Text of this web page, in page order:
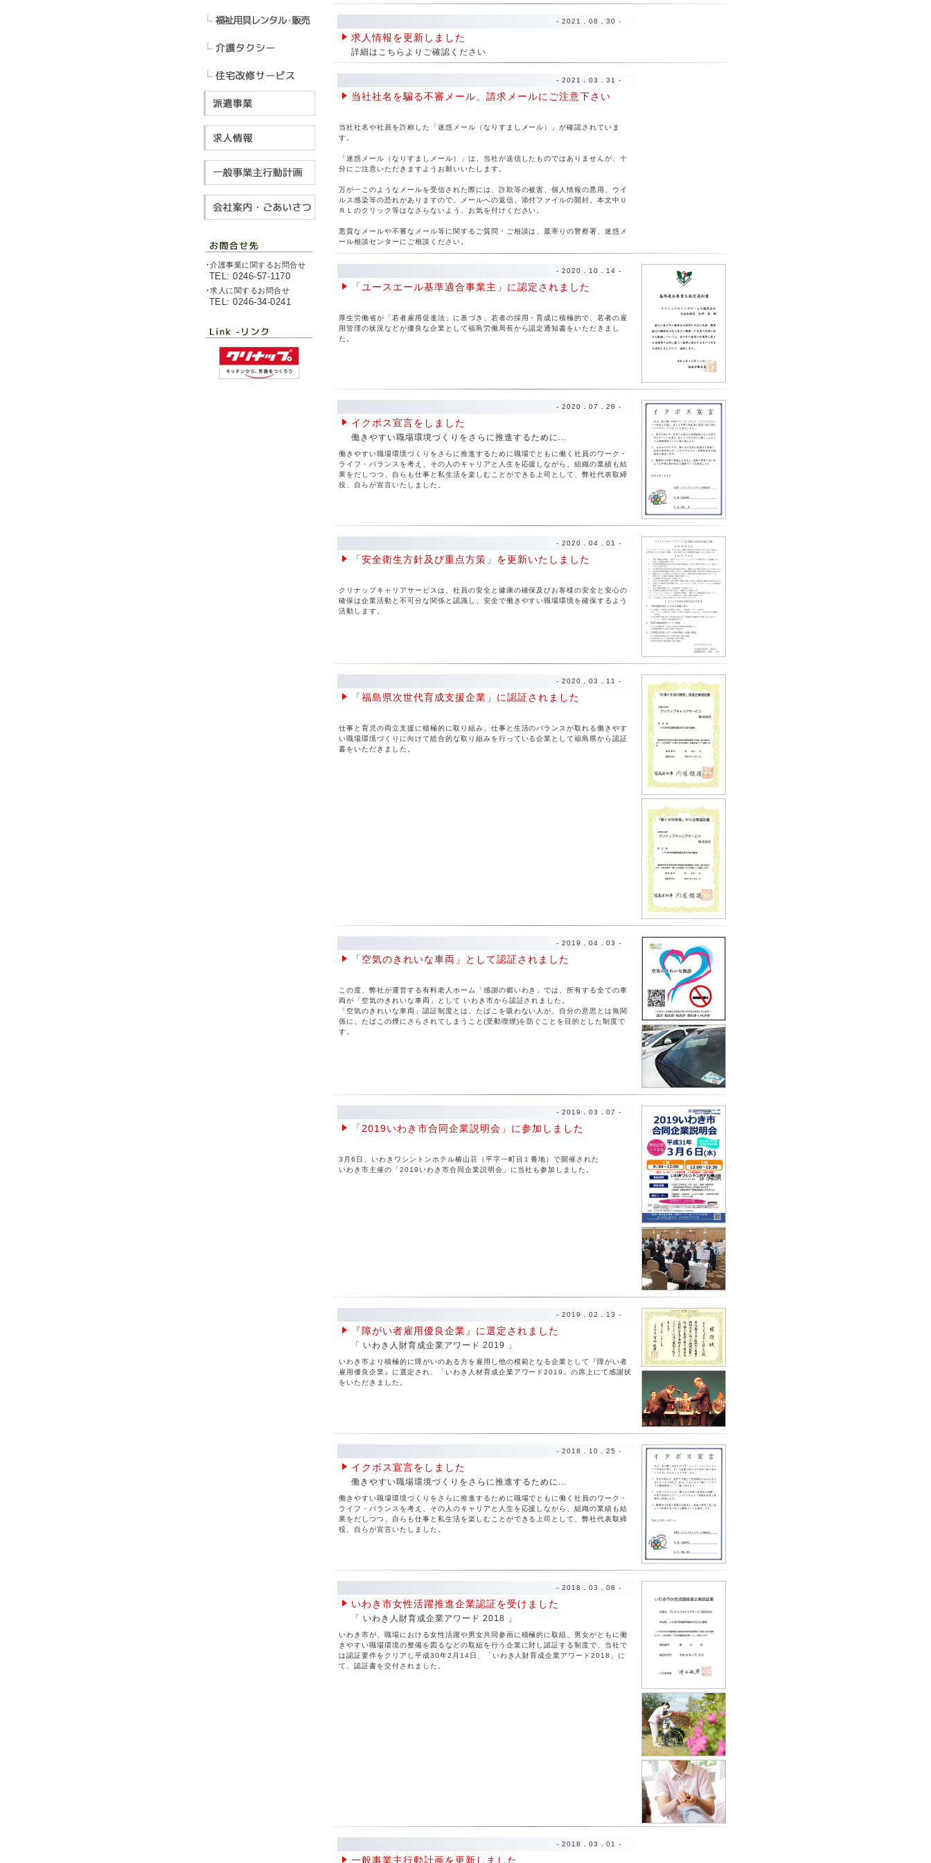
･介護事業に関するお問合せ
TEL: 0246-57-1170
･求人に関するお問合せ
TEL: 0246-34-0241
- 2021．08．30 -
求人情報を更新しました
詳細はこちらよりご確認ください
- 2021．03．31 -
当社社名を騙る不審メール、請求メールにご注意下さい
当社社名や社員を詐称した「迷惑メール（なりすましメール）」が確認されていま
す。
「迷惑メール（なりすましメール）」は、当社が送信したものではありませんが、十
分にご注意いただきますようお願いいたします。
万が一このようなメールを受信された際には、詐欺等の被害、個人情報の悪用、ウイ
ルス感染等の恐れがありますので、メールへの返信、添付ファイルの開封、本文中Ｕ
ＲＬのクリック等はなさらないよう、お気を付けください。
悪質なメールや不審なメール等に関するご質問・ご相談は、最寄りの警察署、迷惑メ
ール相談センターにご相談ください。
- 2020．10．14 -
「ユースエール基準適合事業主」に認定されました
厚生労働省が「若者雇用促進法」に基づき、若者の採用・育成に積極的で、若者の雇
用管理の状況などが優良な企業として福島労働局長から認定通知書をいただきまし
た。
- 2020．07．28 -
イクボス宣言をしました
働きやすい職場環境づくりをさらに推進するために...
働きやすい職場環境づくりをさらに推進するために職場でともに働く社員のワーク・
ライフ・バランスを考え、その人のキャリアと人生を応援しながら、組織の業績も結
果をだしつつ、自らも仕事と私生活を楽しむことができる上司として、弊社代表取締
役、自らが宣言いたしました。
- 2020．04．01 -
「安全衛生方針及び重点方策」を更新いたしました
クリナップキャリアサービスは、社員の安全と健康の確保及びお客様の安全と安心の
確保は企業活動と不可分な関係と認識し、安全で働きやすい職場環境を確保するよう
活動します。
- 2020．03．11 -
「福島県次世代育成支援企業」に認証されました
仕事と育児の両立支援に積極的に取り組み、仕事と生活のバランスが取れる働きやす
い職場環境づくりに向けて総合的な取り組みを行っている企業として福島県から認証
書をいただきました。
- 2019．04．03 -
「空気のきれいな車両」として認証されました
この度、弊社が運営する有料老人ホーム「感謝の郷いわき」では、所有する全ての車
両が「空気のきれいな車両」として いわき市から認証されました。
「空気のきれいな車両」認証制度とは、たばこを吸わない人が、自分の意思とは無関
係に、たばこの煙にさらされてしまうこと(受動喫煙)を防ぐことを目的とした制度で
す。
- 2019．03．07 -
「2019いわき市合同企業説明会」に参加しました
3月6日、いわきワシントンホテル椿山荘（平字一町目１番地）で開催された
いわき市主催の「2019いわき市合同企業説明会」に当社も参加しました。
- 2019．02．13 -
『障がい者雇用優良企業』に選定されました
「 いわき人財育成企業アワード 2019 」
いわき市より積極的に障がいのある方を雇用し他の模範となる企業として『障がい者
雇用優良企業』に選定され、「いわき人材育成企業アワード2019」の席上にて感謝状
をいただきました。
- 2018．10．25 -
イクボス宣言をしました
働きやすい職場環境づくりをさらに推進するために...
働きやすい職場環境づくりをさらに推進するために職場でともに働く社員のワーク・
ライフ・バランスを考え、その人のキャリアと人生を応援しながら、組織の業績も結
果をだしつつ、自らも仕事と私生活を楽しむことができる上司として、弊社代表取締
役、自らが宣言いたしました。
- 2018．03．08 -
いわき市女性活躍推進企業認証を受けました
「 いわき人財育成企業アワード 2018 」
いわき市が、職場における女性活躍や男女共同参画に積極的に取組、男女がともに働
きやすい職場環境の整備を図るなどの取組を行う企業に対し認証する制度で、当社で
は認証要件をクリアし平成30年2月14日、「いわき人財育成企業アワード2018」に
て、認証書を交付されました。
- 2018．03．01 -
一般事業主行動計画を更新しました